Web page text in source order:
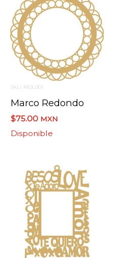
SKU: MDL001
Marco Redondo
$75.00 MXN
Disponible